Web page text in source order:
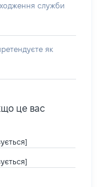
служби
як
це вас